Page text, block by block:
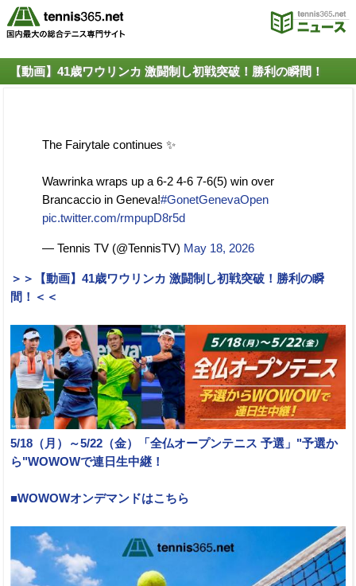
【動画】41歳ワウリンカ 激闘制し初戦突破！勝利の瞬間！
The Fairytale continues ✨
Wawrinka wraps up a 6-2 4-6 7-6(5) win over
Brancaccio in Geneva!#GonetGenevaOpen
pic.twitter.com/rmpupD8r5d
— Tennis TV (@TennisTV) May 18, 2026
＞＞【動画】41歳ワウリンカ 激闘制し初戦突破！勝利の瞬
間！＜＜
5/18（月）～5/22（金）「全仏オープンテニス 予選」"予選か
ら"WOWOWで連日生中継！
■WOWOWオンデマンドはこちら